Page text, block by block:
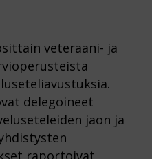
veteraani- ja
delegoineet
jaon ja
raportoivat